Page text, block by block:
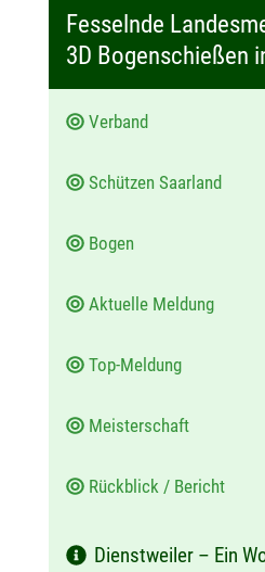
a
t
:
Fesselnde
3D Bogenschießen
Verband
Schützen Saarland
Bogen
Aktuelle Meldung
Top-Meldung
Meisterschaft
Rückblick / Bericht
Dienstweiler – Ein